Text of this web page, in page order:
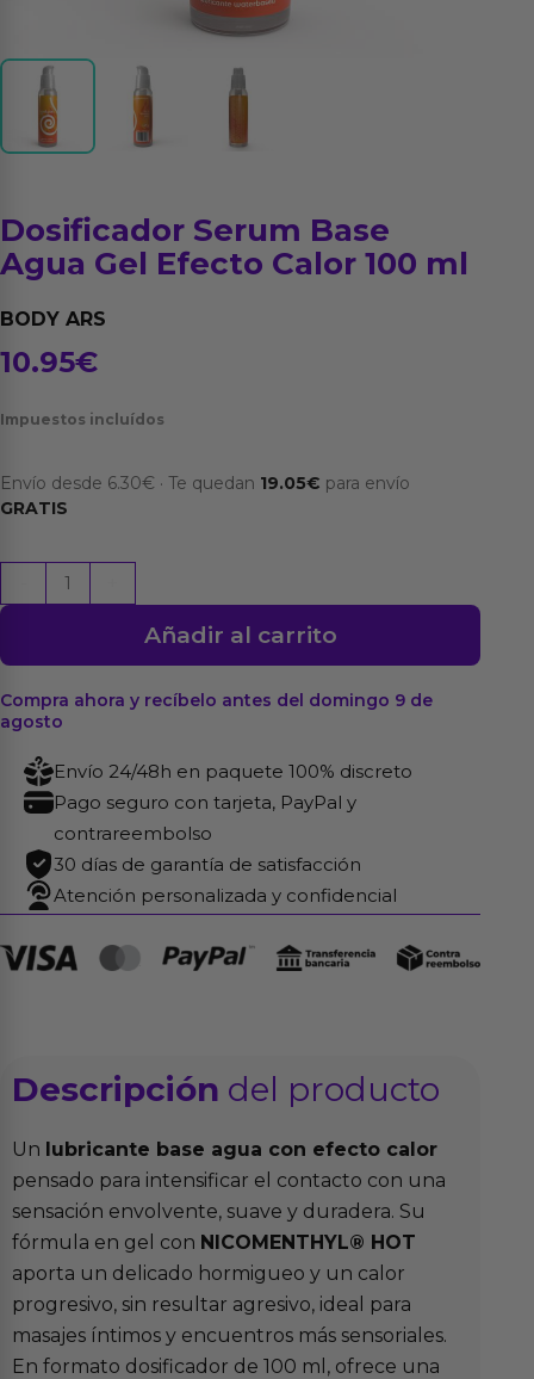
Dosificador Serum Base
Agua Gel Efecto Calor 100 ml
BODY ARS
10.95€
Impuestos incluídos
Envío desde 6.30€ · Te quedan 19.05€ para envío
GRATIS
Dosificador
Serum
Agua
Gel
Efecto
Calor
100
cantidad
Añadir al carrito
Compra ahora y recíbelo antes del domingo 9 de
agosto
Envío 24/48h en paquete 100% discreto
Pago seguro con tarjeta, PayPal y
contrareembolso
30 días de garantía de satisfacción
Atención personalizada y confidencial
Descripción del producto
Un lubricante base agua con efecto calor
pensado para intensificar el contacto con una
sensación envolvente, suave y duradera. Su
fórmula en gel con NICOMENTHYL® HOT
aporta un delicado hormigueo y un calor
progresivo, sin resultar agresivo, ideal para
masajes íntimos y encuentros más sensoriales.
En formato dosificador de 100 ml, ofrece una